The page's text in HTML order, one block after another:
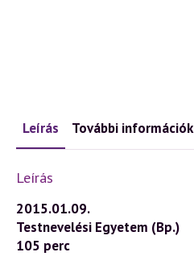
Leírás További információk
Leírás
2015.01.09.
Testnevelési Egyetem (Bp.)
105 perc